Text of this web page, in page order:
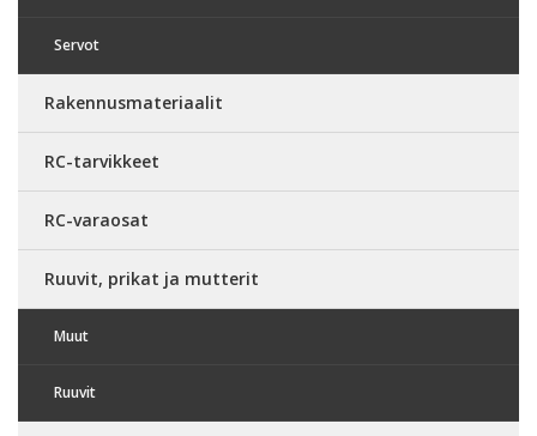
Servot
Rakennusmateriaalit
RC-tarvikkeet
RC-varaosat
Ruuvit, prikat ja mutterit
Muut
Ruuvit